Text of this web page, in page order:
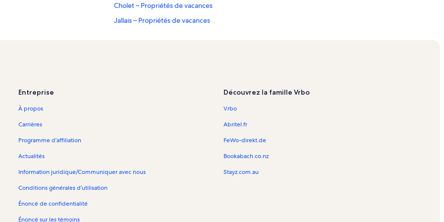
Cholet – Propriétés de vacances
Jallais – Propriétés de vacances
Puy du Fou – Propriétés de vacances
La Gaubretière – Propriétés de vacances
Parc des Expositions de la Meilleraie – Propriétés de vacances
Saint-Paul-En-Pareds – Propriétés de vacances
Château de Tiffauges – Propriétés de vacances
proximité
Entreprise
À propos
Carrières
Programme d’affiliation
Actualités
Information juridique/Communiquer avec nous
Conditions générales d’utilisation
Énoncé de confidentialité
Énoncé sur les témoins
Découvrez la famille Vrbo
Vrbo
Abritel.fr
FeWo-direkt.de
Bookabach.co.nz
Stayz.com.au